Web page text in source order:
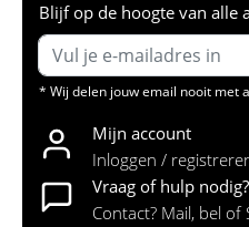
Blijf op de hoogte van alle
* Wij delen jouw email nooit met
Mijn account
Inloggen /
Vraag of hulp nodig?
Contact? Mail, bel